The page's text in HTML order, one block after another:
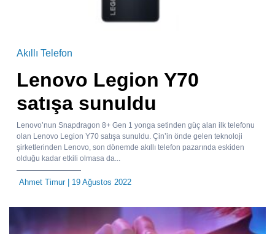
Akıllı Telefon
Lenovo Legion Y70
satışa sunuldu
Lenovo’nun Snapdragon 8+ Gen 1 yonga setinden güç alan ilk telefonu
olan Lenovo Legion Y70 satışa sunuldu. Çin’in önde gelen teknoloji
şirketlerinden Lenovo, son dönemde akıllı telefon pazarında eskiden
olduğu kadar etkili olmasa da...
Ahmet Timur| 19 Ağustos 2022